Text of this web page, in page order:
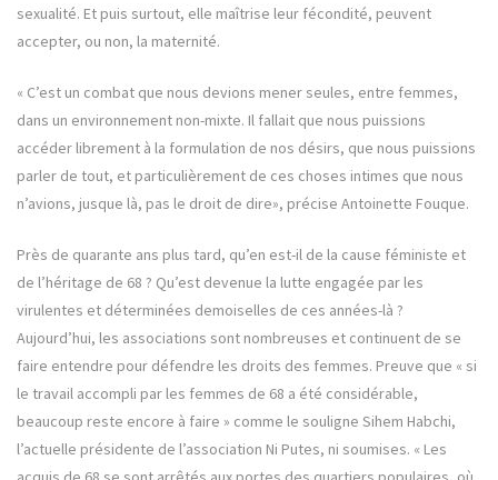
sexualité. Et puis surtout, elle maîtrise leur fécondité, peuvent
accepter, ou non, la maternité.
« C’est un combat que nous devions mener seules, entre femmes,
dans un environnement non-mixte. Il fallait que nous puissions
accéder librement à la formulation de nos désirs, que nous puissions
parler de tout, et particulièrement de ces choses intimes que nous
n’avions, jusque là, pas le droit de dire», précise Antoinette Fouque.
Près de quarante ans plus tard, qu’en est-il de la cause féministe et
de l’héritage de 68 ? Qu’est devenue la lutte engagée par les
virulentes et déterminées demoiselles de ces années-là ?
Aujourd’hui, les associations sont nombreuses et continuent de se
faire entendre pour défendre les droits des femmes. Preuve que « si
le travail accompli par les femmes de 68 a été considérable,
beaucoup reste encore à faire » comme le souligne Sihem Habchi,
l’actuelle présidente de l’association Ni Putes, ni soumises. « Les